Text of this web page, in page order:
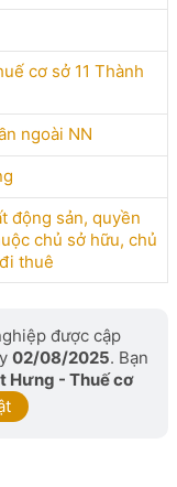
cơ sở 11 Thành
ngoài NN
động sản, quyền
chủ sở hữu, chủ
thuê
được cập
02/08/2025. Bạn
Hưng - Thuế cơ